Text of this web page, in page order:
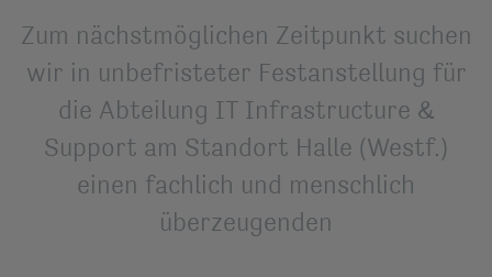
Zum nächstmöglichen Zeitpunkt suchen
wir in unbefristeter Festanstellung für
die Abteilung IT Infrastructure &
Support am Standort Halle (Westf.)
einen fachlich und menschlich
überzeugenden